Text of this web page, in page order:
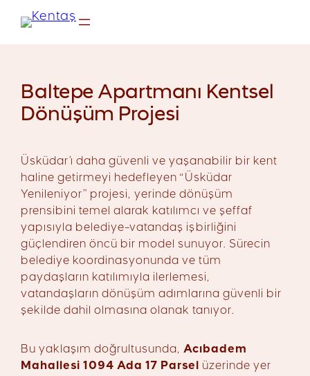
İçeriğe
geç
Baltepe Apartmanı Kentsel
Dönüşüm Projesi
Üsküdar’ı daha güvenli ve yaşanabilir bir kent
haline getirmeyi hedefleyen “Üsküdar
Yenileniyor” projesi, yerinde dönüşüm
prensibini temel alarak katılımcı ve şeffaf
yapısıyla belediye-vatandaş işbirliğini
güçlendiren öncü bir model sunuyor. Sürecin
belediye koordinasyonunda ve tüm
paydaşların katılımıyla ilerlemesi,
vatandaşların dönüşüm adımlarına güvenli bir
şekilde dahil olmasına olanak tanıyor.
Bu yaklaşım doğrultusunda, Acıbadem
Mahallesi 1094 Ada 17 Parsel
üzerinde yer